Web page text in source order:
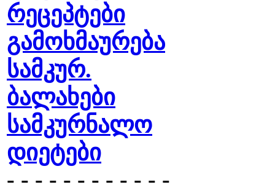
რეცეპტები
გამოხმაურება
სამკურ.
ბალახები
სამკურნალო
დიეტები
- - - - - - - - - - - -